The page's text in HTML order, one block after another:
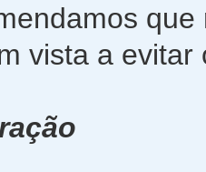
que
vista a